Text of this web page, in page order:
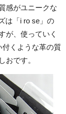
感がユニークな
は「i ro se」の
が、使っていく
付くような革の質
おです。